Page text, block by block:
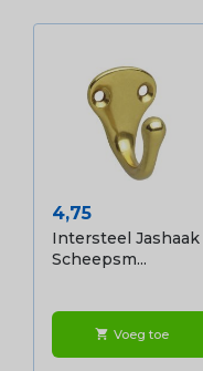
Prijs
4,75
Intersteel Jashaak
Scheepsm...
shopping_cart Voeg toe